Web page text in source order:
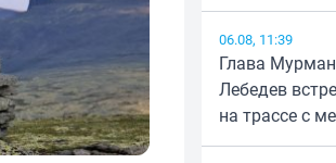
06.08, 11:39
Глава
Лебедев
на трассе с